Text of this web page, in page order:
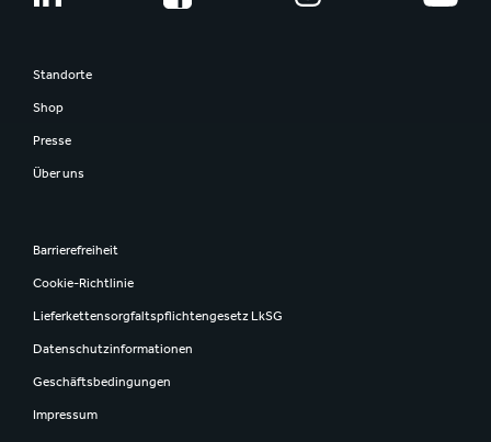
Standorte
Shop
Presse
Über uns
Barrierefreiheit
Cookie-Richtlinie
Lieferkettensorgfaltspflichtengesetz LkSG
Datenschutzinformationen
Geschäftsbedingungen
Impressum